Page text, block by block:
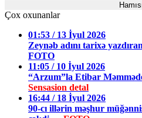
Çox oxunanlar
01:53 / 13 İyul 2026
Zeynəb adını tarixə
FOTO
11:05 / 10 İyul 2026
“Arzum”la Etibar
Sensasion detal
16:44 / 18 İyul 2026
90-cı illərin məşhur